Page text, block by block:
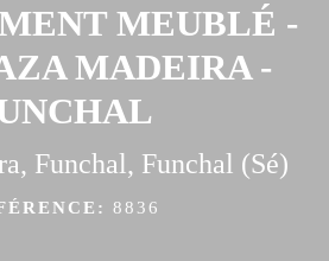
MEUBLÉ -
MADEIRA -
Funchal, Funchal (Sé)
8836